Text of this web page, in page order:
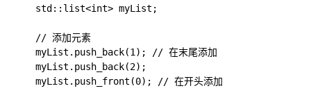
    std::list<int> myList;
    // 添加元素
    myList.push_back(1); // 在末尾添加
    myList.push_back(2);
    myList.push_front(0); // 在开头添加